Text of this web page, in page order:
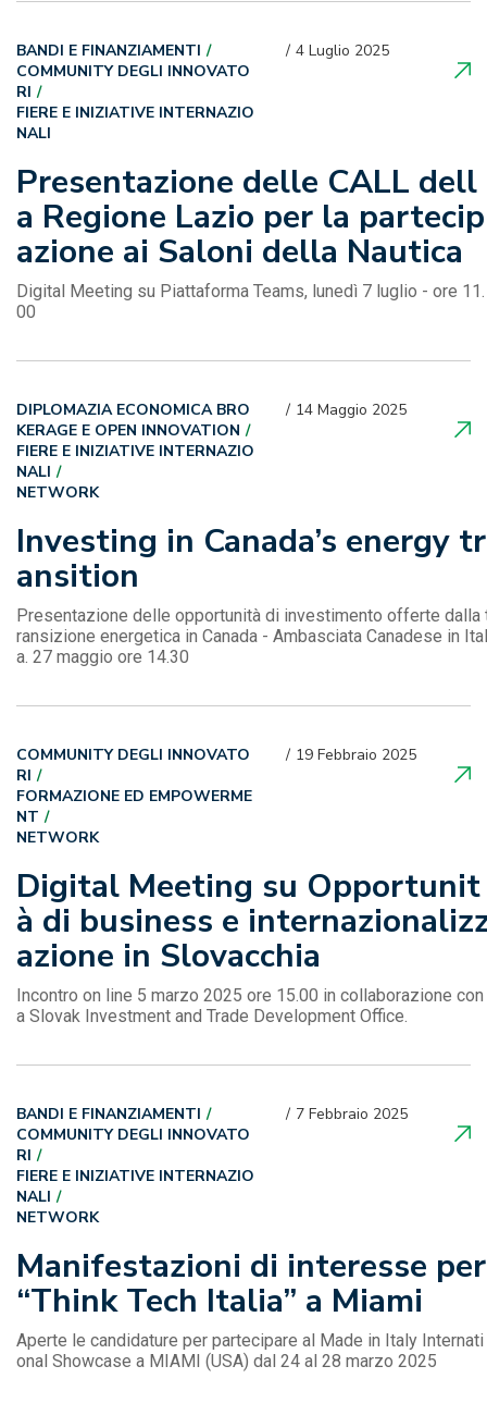
Presentazione delle CALL dell
a Regione Lazio per la partecip
azione ai Saloni della Nautica
4 Luglio 2025
BANDI E FINANZIAMENTI
COMMUNITY DEGLI INNOVATO
RI
FIERE E INIZIATIVE INTERNAZIO
NALI
Digital Meeting su Piattaforma Teams, lunedì 7 luglio - ore 11.
00
Investing in Canada’s energy tr
ansition
14 Maggio 2025
DIPLOMAZIA ECONOMICA BRO
KERAGE E OPEN INNOVATION
FIERE E INIZIATIVE INTERNAZIO
NALI
NETWORK
Presentazione delle opportunità di investimento offerte dalla
ransizione energetica in Canada - Ambasciata Canadese in
a. 27 maggio ore 14.30
Digital Meeting su Opportunit
à di business e
azione in Slovacchia
19 Febbraio 2025
COMMUNITY DEGLI INNOVATO
RI
FORMAZIONE ED EMPOWERME
NT
NETWORK
Incontro on line 5 marzo 2025 ore 15.00 in collaborazione
a Slovak Investment and Trade Development Office.
Manifestazioni di interesse per
“Think Tech Italia” a Miami
7 Febbraio 2025
BANDI E FINANZIAMENTI
COMMUNITY DEGLI INNOVATO
RI
FIERE E INIZIATIVE INTERNAZIO
NALI
NETWORK
Aperte le candidature per partecipare al Made in Italy Internati
onal Showcase a MIAMI (USA) dal 24 al 28 marzo 2025